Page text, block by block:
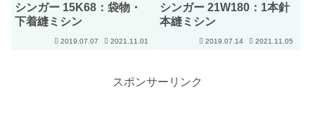
シンガー 15K68：袋物・
下着縫ミシン
2019.07.07 2021.11.01
シンガー 21W180：1本針
本縫ミシン
2019.07.14 2021.11.05
スポンサーリンク